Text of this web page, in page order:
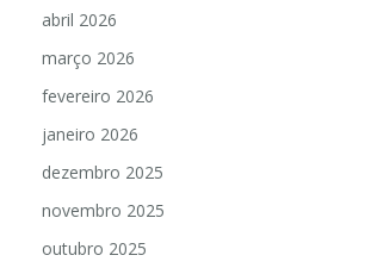
abril 2026
março 2026
fevereiro 2026
janeiro 2026
dezembro 2025
novembro 2025
outubro 2025